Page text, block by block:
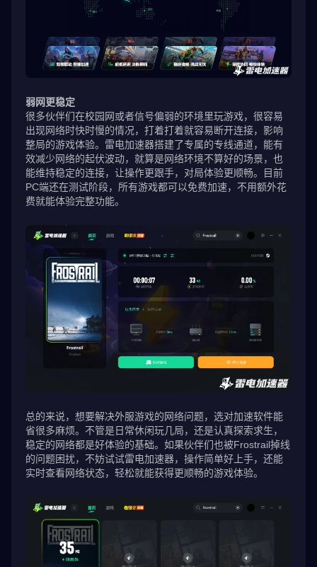
弱网更稳定
很多伙伴们在校园网或者信号偏弱的环境里玩游戏，很容易
出现网络时快时慢的情况，打着打着就容易断开连接，影响
整局的游戏体验。雷电加速器搭建了专属的专线通道，能有
效减少网络的起伏波动，就算是网络环境不算好的场景，也
能维持稳定的连接，让操作更跟手，对局体验更顺畅。目前
PC端还在测试阶段，所有游戏都可以免费加速，不用额外花
费就能体验完整功能。
总的来说，想要解决外服游戏的网络问题，选对加速软件能
省很多麻烦。不管是日常休闲玩几局，还是认真探索求生，
稳定的网络都是好体验的基础。如果伙伴们也被Frostrail掉线
的问题困扰，不妨试试雷电加速器，操作简单好上手，还能
实时查看网络状态，轻松就能获得更顺畅的游戏体验。